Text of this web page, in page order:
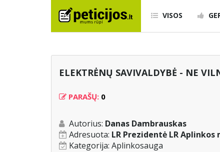
VISOS
ELEKTRĖNŲ SAVIVALDYBĖ - NE
PARAŠŲ: 0
Autorius: Danas Dambrauskas
Adresuota: LR Prezidentė LR
Kategorija: Aplinkosauga